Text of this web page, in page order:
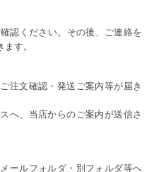
認ください。その後、ご連絡を
す。
注文確認・発送ご案内等が届き
へ、当店からのご案内が送信さ
ールフォルダ・別フォルダ等へ